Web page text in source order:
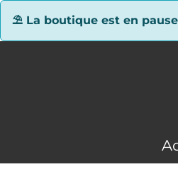
⛱ La boutique est en
Panneau de gestion des